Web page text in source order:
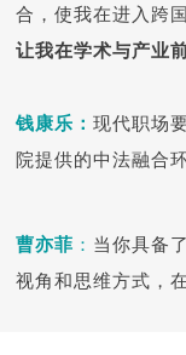
合，使我在进入跨
让我在学术与产业
钱康乐： 现代职场
院提供的中法融合
曹亦菲 ： 当你具备了
视角和思维方式，